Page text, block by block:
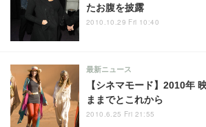
たお腹を披露
2010.10.29 Fri 10:40
【シネマモード】2010年
ままでとこれから
最新ニュース
2010.6.25 Fri 21:55